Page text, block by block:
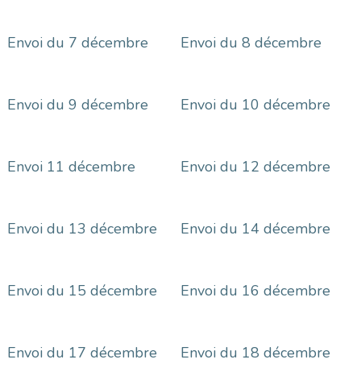
Envoi du 7 décembre Envoi du 8 décembre
Envoi du 9 décembre Envoi du 10 décembre
Envoi 11 décembre Envoi du 12 décembre
Envoi du 13 décembre Envoi du 14 décembre
Envoi du 15 décembre Envoi du 16 décembre
Envoi du 17 décembre Envoi du 18 décembre